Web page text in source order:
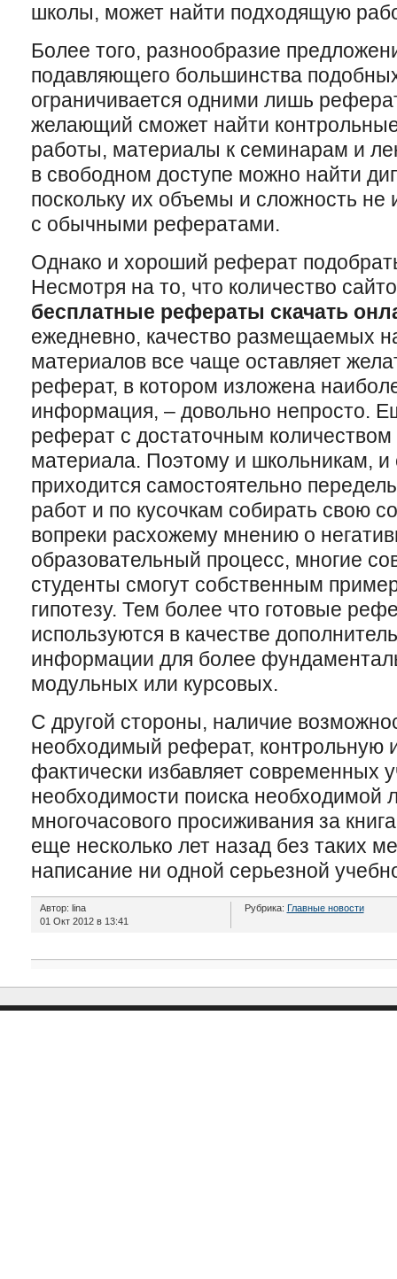
школы, может найти подходящую
Более того, разнообразие
подавляющего большинства
ограничивается одними лишь
желающий сможет найти
работы, материалы к семинарам и
в свободном доступе можно найти
поскольку их объемы и сложность не
с обычными рефератами.
Однако и хороший реферат
Несмотря на то, что количество
бесплатные рефераты скачать
ежедневно, качество размещаемых
материалов все чаще оставляет
реферат, в котором изложена
информация, – довольно непросто.
реферат с достаточным количеством
материала. Поэтому и школьникам, и
приходится самостоятельно
работ и по кусочкам собирать свою
вопреки расхожему мнению о
образовательный процесс, многие
студенты смогут собственным
гипотезу. Тем более что готовые
используются в качестве
информации для более
модульных или курсовых.
С другой стороны, наличие
необходимый реферат, контрольную
фактически избавляет современных
необходимости поиска необходимой
многочасового просиживания за
еще несколько лет назад без таких
написание ни одной серьезной
Автор: lina
01 Окт 2012 в 13:41
Рубрика: Главные новости